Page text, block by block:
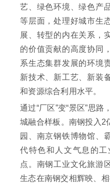
艺、绿色环境、绿色产
等层面，处理好城市生
展、转型的内在关系，
的价值贡献的高度协同
系生态集群发展的环境
新技术、新工艺、新装
和资源综合利用水平。
通过“厂区”变“景区”思路
城融合样板。南钢投入2
园、南京钢铁博物馆、
代特色和人文气息的
点。南钢工业文化旅游
生态在南钢交相辉映、相